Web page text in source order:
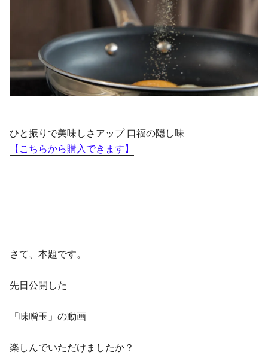
ひと振りで美味しさアップ 口福の隠し味
【こちらから購入できます】
さて、本題です。
先日公開した
「味噌玉」の動画
楽しんでいただけましたか？